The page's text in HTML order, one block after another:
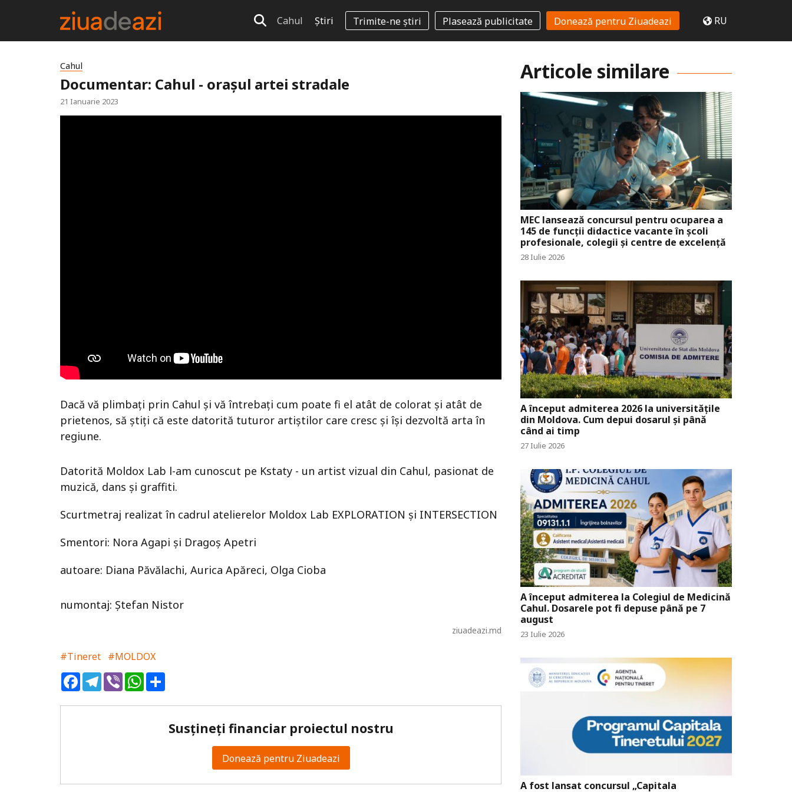
Cahul Știri Trimite-ne știri Plasează publicitate Donează pentru Ziuadeazi RU
Cahul
Documentar: Cahul - orașul artei stradale
21 Ianuarie 2023
Dacă vă plimbați prin Cahul și vă întrebați cum poate fi el atât de colorat și atât de
prietenos, să știți că este datorită tuturor artiștilor care cresc și își dezvoltă arta în
regiune.
Datorită Moldox Lab l-am cunoscut pe Kstaty - un artist vizual din Cahul, pasionat de
muzică, dans și graffiti.
Scurtmetraj realizat în cadrul atelierelor Moldox Lab EXPLORATION și INTERSECTION
Smentori: Nora Agapi și Dragoș Apetri
autoare: Diana Păvălachi, Aurica Apăreci, Olga Cioba
numontaj: Ștefan Nistor
ziuadeazi.md
#Tineret #MOLDOX
FacebookTelegram
ViberWhatsApp
Susțineți financiar proiectul nostru
Donează pentru Ziuadeazi
Articole similare
MEC lansează concursul pentru ocuparea a
145 de funcții didactice vacante în școli
profesionale, colegii și centre de excelență
28 Iulie 2026
A început admiterea 2026 la universitățile
din Moldova. Cum depui dosarul și până
când ai timp
27 Iulie 2026
A început admiterea la Colegiul de Medicină
Cahul. Dosarele pot fi depuse până pe 7
august
23 Iulie 2026
A fost lansat concursul „Capitala